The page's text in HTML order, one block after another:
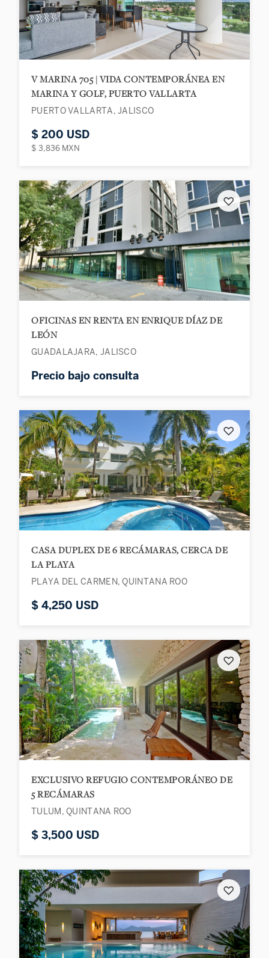
V MARINA 705 | VIDA CONTEMPORÁNEA EN
MARINA Y GOLF, PUERTO VALLARTA
PUERTO VALLARTA, JALISCO
$ 200 USD
$ 3,836 MXN
♡
OFICINAS EN RENTA EN ENRIQUE DÍAZ DE
LEÓN
GUADALAJARA, JALISCO
Precio bajo consulta
♡
CASA DUPLEX DE 6 RECÁMARAS, CERCA DE
LA PLAYA
PLAYA DEL CARMEN, QUINTANA ROO
$ 4,250 USD
♡
EXCLUSIVO REFUGIO CONTEMPORÁNEO DE
5 RECÁMARAS
TULUM, QUINTANA ROO
$ 3,500 USD
♡